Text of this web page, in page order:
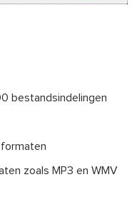
bestandsindelingen
zoals MP3 en WMV